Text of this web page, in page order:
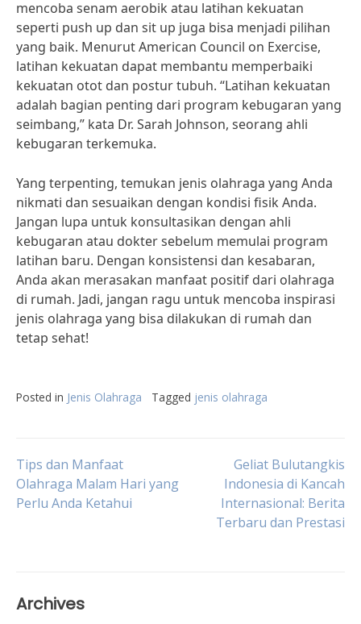
mencoba senam aerobik atau latihan kekuatan
seperti push up dan sit up juga bisa menjadi pilihan
yang baik. Menurut American Council on Exercise,
latihan kekuatan dapat membantu memperbaiki
kekuatan otot dan postur tubuh. “Latihan kekuatan
adalah bagian penting dari program kebugaran yang
seimbang,” kata Dr. Sarah Johnson, seorang ahli
kebugaran terkemuka.
Yang terpenting, temukan jenis olahraga yang Anda
nikmati dan sesuaikan dengan kondisi fisik Anda.
Jangan lupa untuk konsultasikan dengan ahli
kebugaran atau dokter sebelum memulai program
latihan baru. Dengan konsistensi dan kesabaran,
Anda akan merasakan manfaat positif dari olahraga
di rumah. Jadi, jangan ragu untuk mencoba inspirasi
jenis olahraga yang bisa dilakukan di rumah dan
tetap sehat!
Posted in Jenis Olahraga Tagged jenis olahraga
Post
navigation
Tips dan Manfaat
Olahraga Malam Hari yang
Perlu Anda Ketahui
Geliat Bulutangkis
Indonesia di Kancah
Internasional: Berita
Terbaru dan Prestasi
Archives